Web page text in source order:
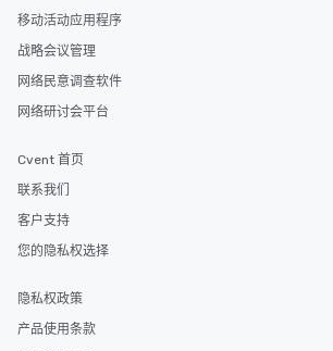
移动活动应用程序
战略会议管理
网络民意调查软件
网络研讨会平台
Cvent 首页
联系我们
客户支持
您的隐私权选择
隐私权政策
产品使用条款